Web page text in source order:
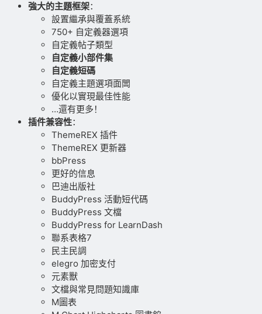
強大的主題框架：
設置繼承與覆蓋系統
750+ 自定義器選項
自定義帖子類型
自定義小部件集
自定義短碼
自定義主題選項面闆
優化以實現最佳性能
…還有更多！
插件兼容性：
ThemeREX 插件
ThemeREX 更新器
bbPress
更好的信息
巴迪出版社
BuddyPress 活動短代碼
BuddyPress 文檔
BuddyPress for LearnDash
聯系表格7
民主民調
elegro 加密支付
元素獸
文檔與常見問題知識庫
M圖表